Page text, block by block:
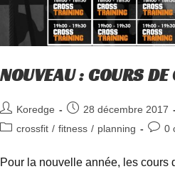
NOUVEAU : COURS
Koredge
28 décembre 2017
crossfit / fitness / planning 0
Pour la nouvelle année, les cours